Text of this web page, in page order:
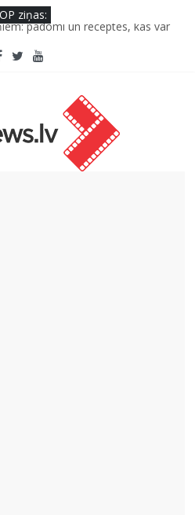
ziņas:
padomi un receptes, kas var
atvaļinājumu laikam – konsultē
palīdzēt atjaunot Jašas upes
mākslīgā intelekta laikmetu
ir svarīgi izprast arī šodien